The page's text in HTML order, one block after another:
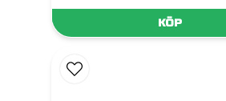
KÖP